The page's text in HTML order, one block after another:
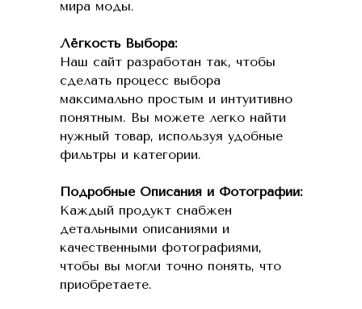
мира моды.
Лёгкость Выбора:
Наш сайт разработан так, чтобы
сделать процесс выбора
максимально простым и интуитивно
понятным. Вы можете легко найти
нужный товар, используя удобные
фильтры и категории.
Подробные Описания и Фотографии:
Каждый продукт снабжен
детальными описаниями и
качественными фотографиями,
чтобы вы могли точно понять, что
приобретаете.